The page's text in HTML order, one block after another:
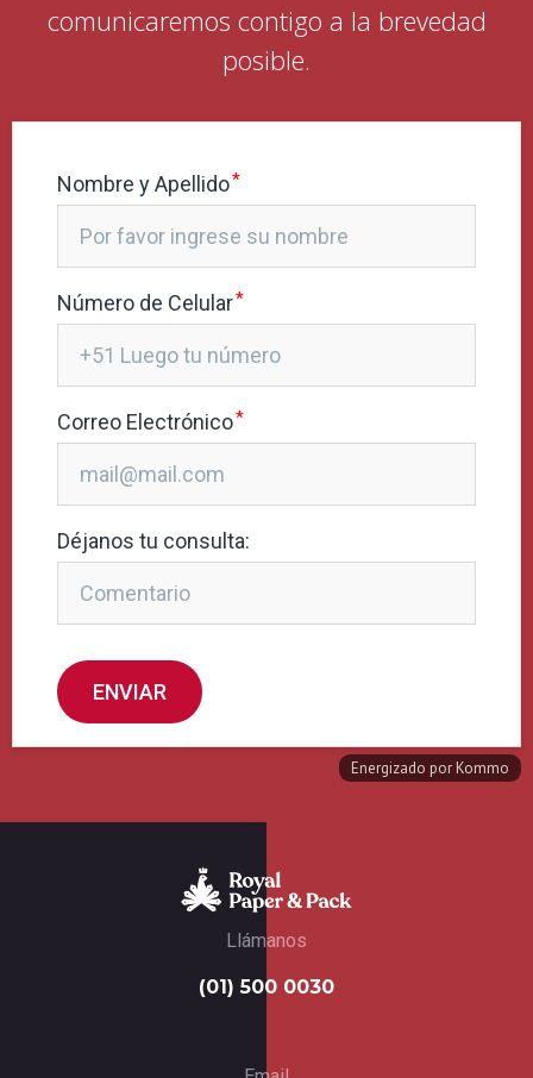
Llámanos
(01) 500 0030
comunicaremos contigo a la brevedad
posible.